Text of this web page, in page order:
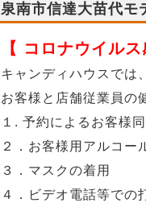
泉南市信達大苗代
【 コロナウイル
キャンディハウスでは
お客様と店舗従業員の
１. 予約によるお客様
２．お客様用アルコー
３．マスクの着用
４．ビデオ電話等での